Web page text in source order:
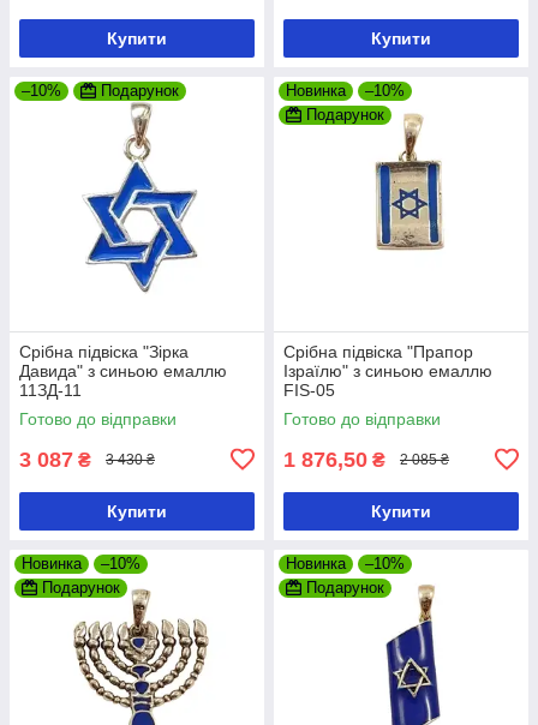
Купити Купити
–10% Подарунок
Срібна підвіска "Зірка
Давида" з синьою емаллю
11ЗД-11
Готово до відправки
3 087 ₴ 3 430 ₴
Купити
Новинка
–10%
Подарунок
Срібна підвіска "Прапор
Ізраїлю" з синьою емаллю
FIS-05
Готово до відправки
1 876,50 ₴ 2 085 ₴
Купити
Новинка
–10%
Подарунок
Новинка
–10%
Подарунок